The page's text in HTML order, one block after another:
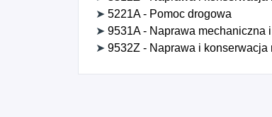
➤ 5221A - Pomoc drogowa
➤ 9531A - Naprawa mechaniczna
➤ 9532Z - Naprawa i konserwacja